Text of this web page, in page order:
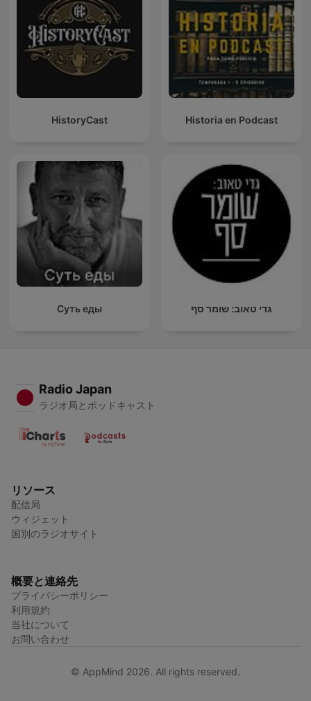
HistoryCast Historia en Podcast
Суть еды גדי טאוב: שומר סף
Radio Japan
ラジオ局とポッドキャスト
リソース
配信局
ウィジェット
国別のラジオサイト
概要と連絡先
プライバシーポリシー
利用規約
当社について
お問い合わせ
© AppMind 2026. All rights reserved.